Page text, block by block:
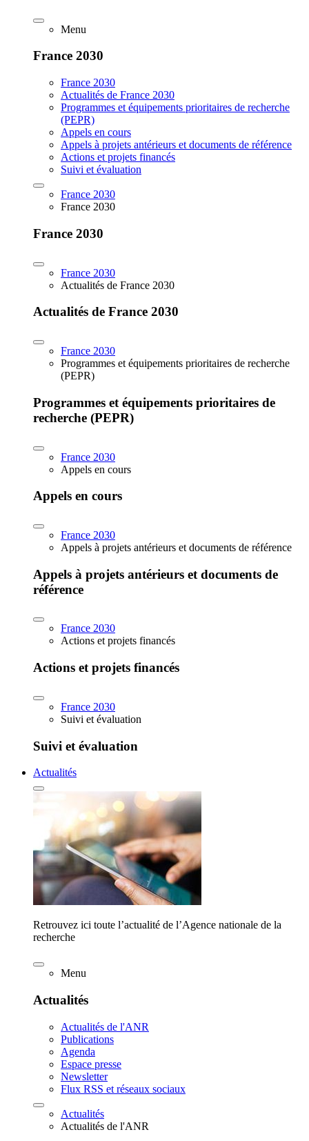
Menu
France 2030
France 2030
Actualités de France 2030
Programmes et équipements prioritaires de recherche
(PEPR)
Appels en cours
Appels à projets antérieurs et documents de référence
Actions et projets financés
Suivi et évaluation
France 2030
France 2030
France 2030
France 2030
Actualités de France 2030
Actualités de France 2030
France 2030
Programmes et équipements prioritaires de recherche
(PEPR)
Programmes et équipements prioritaires de
recherche (PEPR)
France 2030
Appels en cours
Appels en cours
France 2030
Appels à projets antérieurs et documents de référence
Appels à projets antérieurs et documents de
référence
France 2030
Actions et projets financés
Actions et projets financés
France 2030
Suivi et évaluation
Suivi et évaluation
Actualités
Retrouvez ici toute l’actualité de l’Agence nationale de la
recherche
Menu
Actualités
Actualités de l'ANR
Publications
Agenda
Espace presse
Newsletter
Flux RSS et réseaux sociaux
Actualités
Actualités de l'ANR